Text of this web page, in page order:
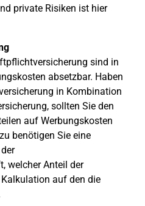
private Risiken ist hier
sind in
absetzbar. Haben
in Kombination
sollten Sie den
auf Werbungskosten
benötigen Sie eine
welcher Anteil der
auf den die